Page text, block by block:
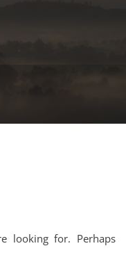
looking for. Perhaps